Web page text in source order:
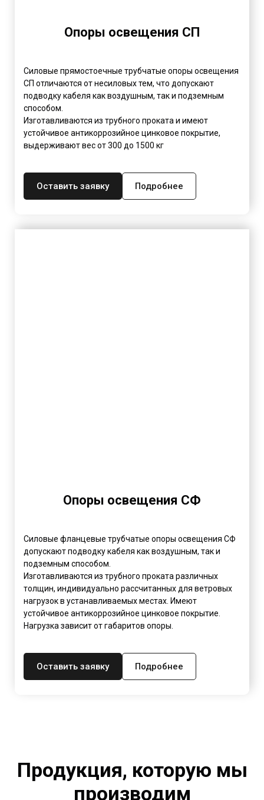
Опоры освещения СП
Силовые прямостоечные трубчатые опоры освещения
СП отличаются от несиловых тем, что допускают
подводку кабеля как воздушным, так и подземным
способом.
Изготавливаются из трубного проката и имеют
устойчивое антикоррозийное цинковое покрытие,
выдерживают вес от 300 до 1500 кг
Оставить заявку Подробнее
Опоры освещения СФ
Силовые фланцевые трубчатые опоры освещения СФ
допускают подводку кабеля как воздушным, так и
подземным способом.
Изготавливаются из трубного проката различных
толщин, индивидуально рассчитанных для ветровых
нагрузок в устанавливаемых местах. Имеют
устойчивое антикоррозийное цинковое покрытие.
Нагрузка зависит от габаритов опоры.
Оставить заявку Подробнее
Продукция, которую мы
производим